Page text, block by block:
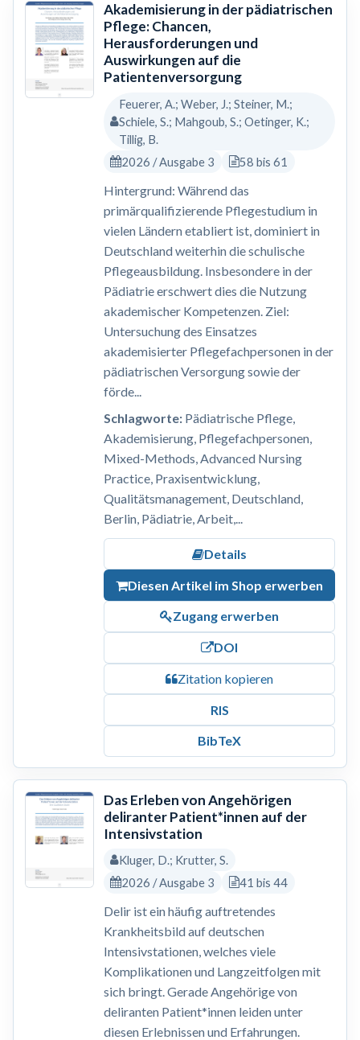
Akademisierung in der pädiatrischen
Pflege: Chancen,
Herausforderungen und
Auswirkungen auf die
Patientenversorgung
Feuerer, A.; Weber, J.; Steiner, M.;
Schiele, S.; Mahgoub, S.; Oetinger, K.;
Tillig, B.
2026 / Ausgabe 3
58 bis 61
Hintergrund: Während das
primärqualifizierende Pflegestudium in
vielen Ländern etabliert ist, dominiert in
Deutschland weiterhin die schulische
Pflegeausbildung. Insbesondere in der
Pädiatrie erschwert dies die Nutzung
akademischer Kompetenzen. Ziel:
Untersuchung des Einsatzes
akademisierter Pflegefachpersonen in der
pädiatrischen Versorgung sowie der
förde...
Schlagworte:Pädiatrische Pflege,
Akademisierung, Pflegefachpersonen,
Mixed-Methods, Advanced Nursing
Practice, Praxisentwicklung,
Qualitätsmanagement, Deutschland,
Berlin, Pädiatrie, Arbeit,...
Details
Diesen Artikel im Shop erwerben
Zugang erwerben
DOI
Zitation kopieren
RIS
BibTeX
Das Erleben von Angehörigen
deliranter Patient*innen auf der
Intensivstation
Kluger, D.; Krutter, S.
2026 / Ausgabe 3
41 bis 44
Delir ist ein häufig auftretendes
Krankheitsbild auf deutschen
Intensivstationen, welches viele
Komplikationen und Langzeitfolgen mit
sich bringt. Gerade Angehörige von
deliranten Patient*innen leiden unter
diesen Erlebnissen und Erfahrungen.